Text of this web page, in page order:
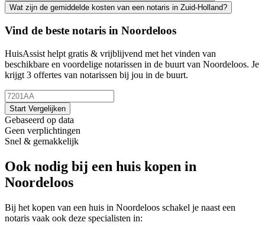
Wat zijn de gemiddelde kosten van een notaris in Zuid-Holland?
Vind de beste notaris in Noordeloos
HuisAssist helpt gratis & vrijblijvend met het vinden van
beschikbare en voordelige notarissen in de buurt van Noordeloos. Je
krijgt 3 offertes van notarissen bij jou in de buurt.
Start Vergelijken
Gebaseerd op data
Geen verplichtingen
Snel & gemakkelijk
Ook nodig bij een huis kopen in
Noordeloos
Bij het kopen van een huis in Noordeloos schakel je naast een
notaris vaak ook deze specialisten in: